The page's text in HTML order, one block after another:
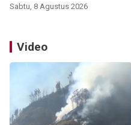
Sabtu, 8 Agustus 2026
Video